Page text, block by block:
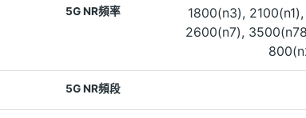
5G NR頻率
1800(n3),
2600(n7),
5G NR頻段